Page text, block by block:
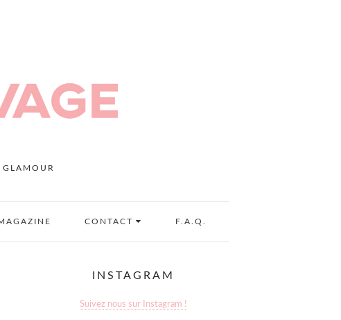
CONTACT F.A.Q.
INSTAGRAM
Suivez nous sur Instagram !